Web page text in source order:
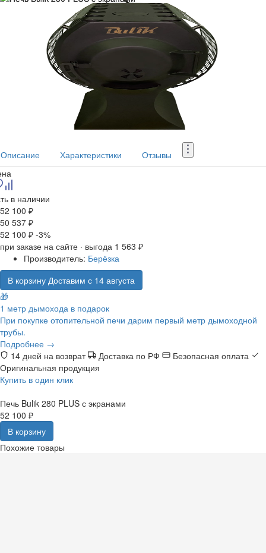
Описание Характеристики
Отзывы
в наличии
52 100 ₽
50 537 ₽
52 100 ₽ -3%
при заказе на сайте · выгода 1 563 ₽
Производитель: Берёзка
В корзину Доставим с 14 августа
🎁
1 метр дымохода в подарок
При покупке отопительной печи дарим первый метр дымоходной
трубы.
Подробнее →
14 дней на возврат
Доставка по РФ
Безопасная оплата
Оригинальная продукция
Купить в один клик
Печь Bulik 280 PLUS с экранами
52 100 ₽
В корзину
Похожие товары